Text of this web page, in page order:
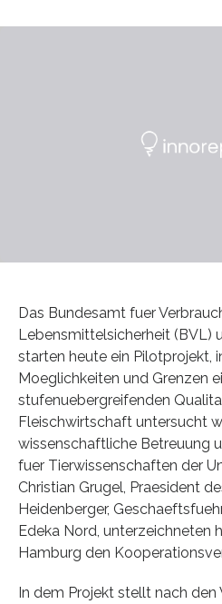
Das Bundesamt fuer
Lebensmittelsicherheit (BVL)
starten heute ein Pilotprojekt,
Moeglichkeiten und Grenzen
stufenuebergreifenden
Fleischwirtschaft untersucht
wissenschaftliche Betreuung
fuer Tierwissenschaften der
Christian Grugel, Praesident
Heidenberger,
Edeka Nord, unterzeichneten
Hamburg den
In dem Projekt stellt nach den